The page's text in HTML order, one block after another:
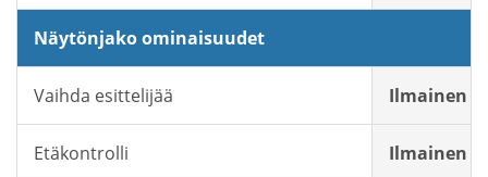
Näytönjako ominaisuudet
Vaihda esittelijää Ilmainen
Etäkontrolli Ilmainen